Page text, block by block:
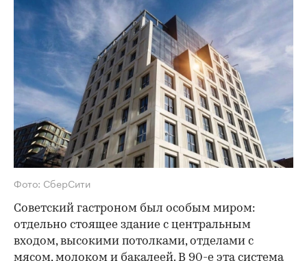
Фото: СберСити
Советский гастроном был особым миром:
отдельно стоящее здание с центральным
входом, высокими потолками, отделами с
мясом, молоком и бакалеей. В 90-е эта система